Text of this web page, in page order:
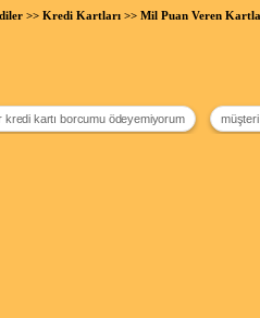
>> Kredi Kartları>> Mil Puan Veren
kredi kartı borcumu ödeyemiyorum müşteri